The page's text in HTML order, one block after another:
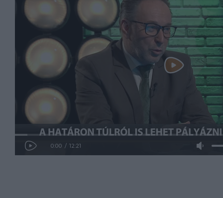
Password
SIGN IN
Remember Me
By signing in, you agree toour terms and conditionsand